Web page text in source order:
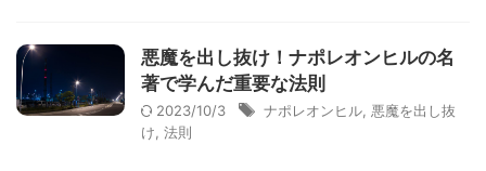
悪魔を出し抜け！ナポレオンヒルの名
著で学んだ重要な法則
2023/10/3 ナポレオンヒル 悪魔を出し抜
け 法則